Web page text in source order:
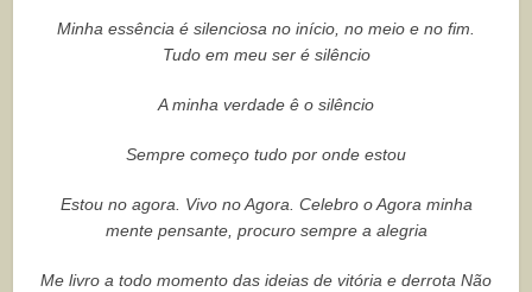
Minha essência é silenciosa no início, no meio e no fim.
Tudo em meu ser é silêncio
A minha verdade ê o silêncio
Sempre começo tudo por onde estou
Estou no agora. Vivo no Agora. Celebro o Agora minha
mente pensante, procuro sempre a alegria
Me livro a todo momento das ideias de vitória e derrota Não